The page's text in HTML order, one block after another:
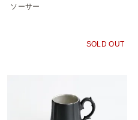
ソーサー
SOLD OUT